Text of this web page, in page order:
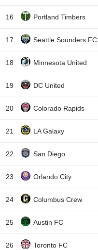
16 Portland Timbers
17 Seattle Sounders FC
18 Minnesota United
19 DC United
20 Colorado Rapids
21 LA Galaxy
22 San Diego
23 Orlando City
24 Columbus Crew
25 Austin FC
26 Toronto FC